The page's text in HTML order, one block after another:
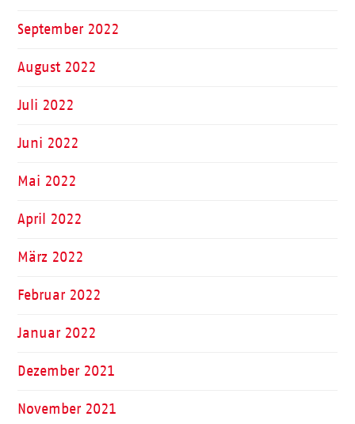
September 2022
August 2022
Juli 2022
Juni 2022
Mai 2022
April 2022
März 2022
Februar 2022
Januar 2022
Dezember 2021
November 2021